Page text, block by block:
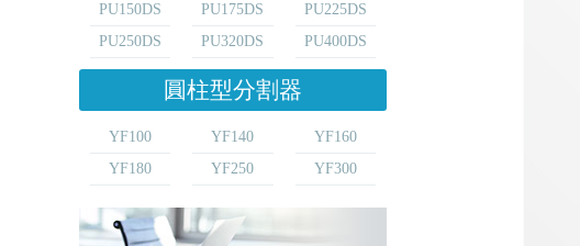
PU150DS
PU175DS
PU225DS
PU250DS
PU320DS PU400DS
圓柱型分割器
YF100 YF140
YF160
YF180
YF250 YF300